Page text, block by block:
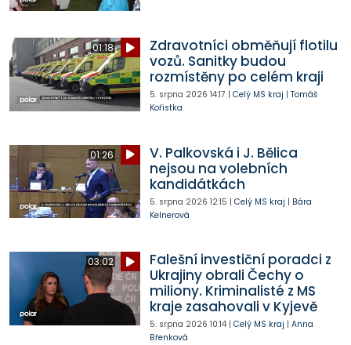
01:18
Zdravotníci obměňují flotilu
vozů. Sanitky budou
rozmístěny po celém kraji
5. srpna 2026 14:17 | Celý MS kraj | Tomáš
Kořistka
01:26
V. Palkovská i J. Bělica
nejsou na volebních
kandidátkách
5. srpna 2026 12:15 | Celý MS kraj | Bára
Kelnerová
03:02
Falešní investiční poradci z
Ukrajiny obrali Čechy o
miliony. Kriminalisté z MS
kraje zasahovali v Kyjevě
5. srpna 2026 10:14| Celý MS kraj | Anna
Břenková